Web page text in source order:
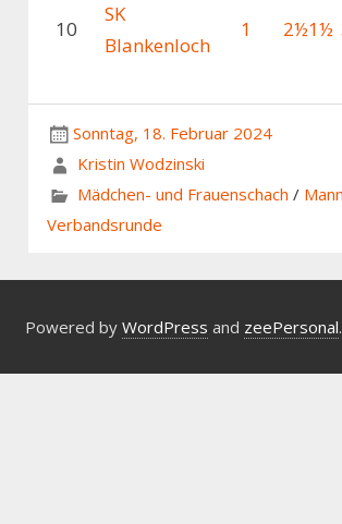
10
SK
Blankenloch
1 2½1½
Sonntag, 18. Februar 2024
Kristin Wodzinski
Mädchen- und Frauenschach /
Verbandsrunde
Powered by WordPress and zeePersonal.